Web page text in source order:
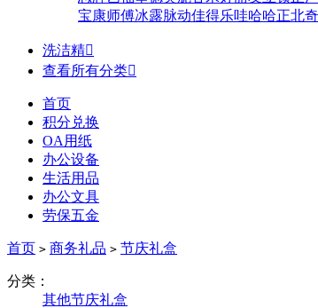
宝康师傅冰露脉动佳得乐哇哈哈正北
洗洁精
查看所有分类
首页
积分兑换
OA用纸
办公设备
生活用品
办公文具
劳保五金
首页 > 商务礼品 > 节庆礼盒
分类：
其他节庆礼盒